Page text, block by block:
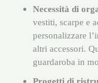
Necessità di
vestiti, scarpe e
personalizzare
altri accessori.
guardaroba in